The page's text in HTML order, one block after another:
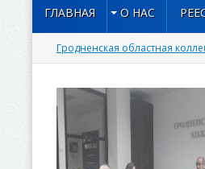
ГЛАВНАЯ О НАС
Гродненская областная